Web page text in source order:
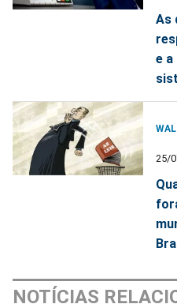
As
e a
25/
NOTÍCIAS